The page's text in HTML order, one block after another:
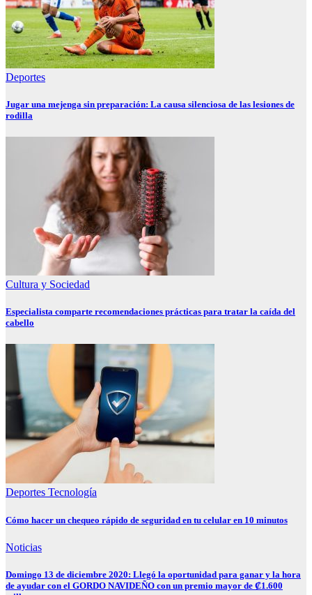
Deportes
Jugar una mejenga sin preparación: La causa silenciosa de las lesiones de
rodilla
Cultura y Sociedad
Especialista comparte recomendaciones prácticas para tratar la caída del
cabello
Deportes Tecnología
Cómo hacer un chequeo rápido de seguridad en tu celular en 10 minutos
Noticias
Domingo 13 de diciembre 2020: Llegó la oportunidad para ganar y la hora
de ayudar con el GORDO NAVIDEÑO con un premio mayor de ₡1.600